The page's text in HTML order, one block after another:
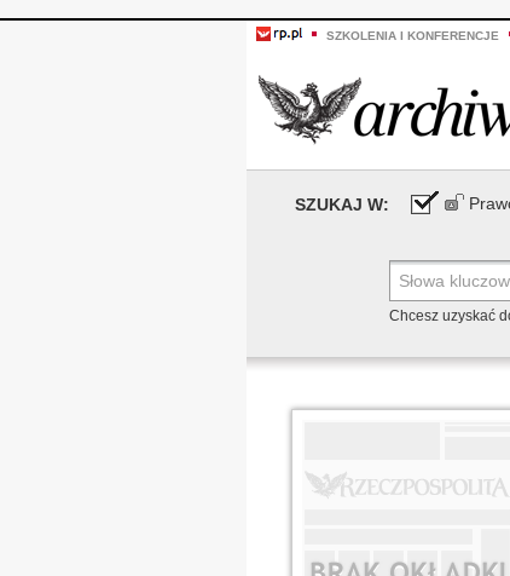
SZKOLENIA I KONFERENCJE
SZUKAJ W:
Chcesz uzyskać